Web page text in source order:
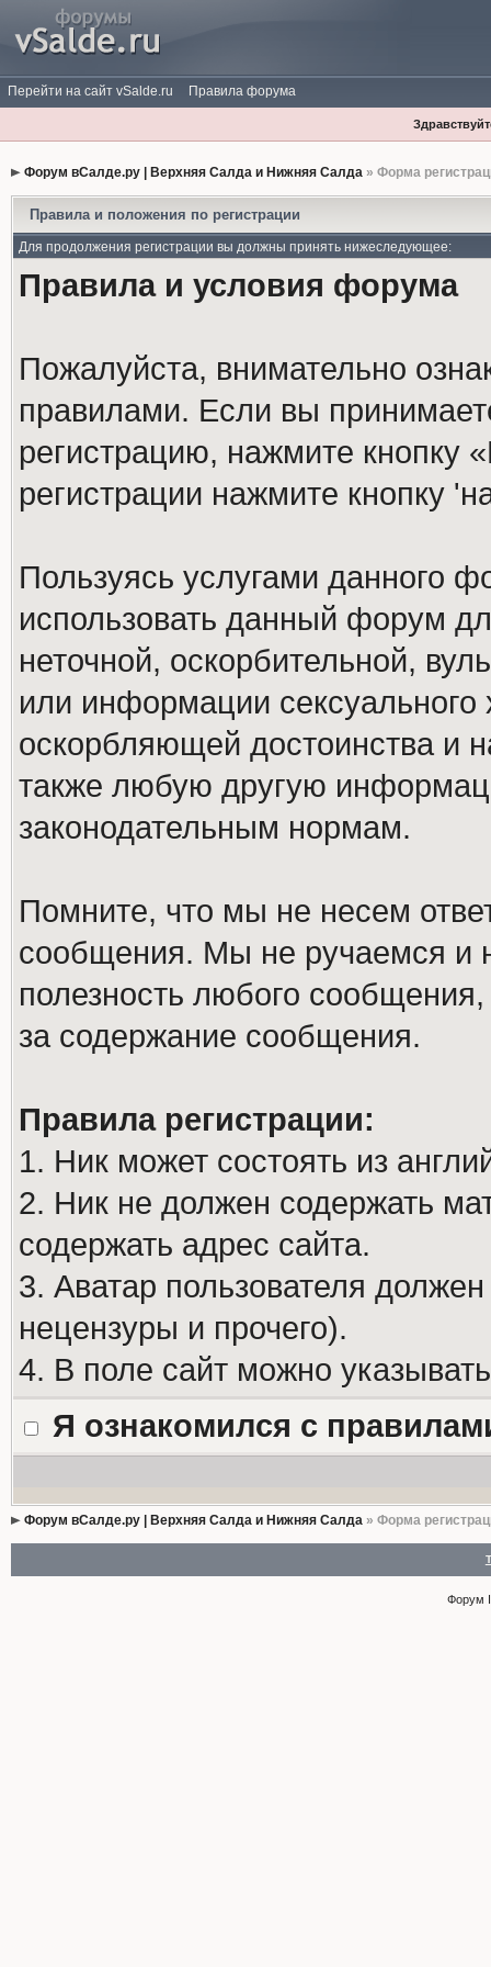
Перейти на сайт vSalde.ru Правила форума
Форум вСалде.ру | Верхняя Салда и Нижняя Салда» Форма
Правила и положения по регистрации
Для продолжения регистрации вы должны принять нижеследующее:
Правила и условия форума
Пожалуйста, внимательно
правилами. Если вы
регистрацию, нажмите кнопку
регистрации нажмите кнопку
Пользуясь услугами данного
использовать данный форум
неточной, оскорбительной,
или информации
оскорбляющей достоинства и
также любую другую
законодательным нормам.
Помните, что мы не несем
сообщения. Мы не ручаемся и
полезность любого
за содержание сообщения.
Правила регистрации:
1. Ник может состоять из
2. Ник не должен содержать
содержать адрес сайта.
3. Аватар пользователя
нецензуры и прочего).
4. В поле сайт можно
Я ознакомился с
Форум вСалде.ру | Верхняя Салда и Нижняя Салда» Форма
Форум